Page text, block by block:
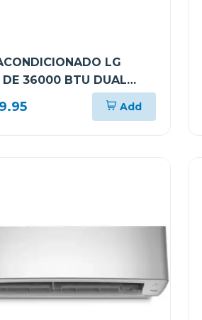
LG
DE 36000 BTU DUAL
SW362H8
Add